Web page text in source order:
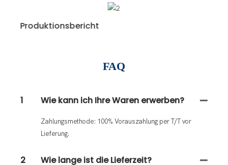
Produktionsbericht
FAQ
1 Wie kann ich Ihre Waren erwerben?
Zahlungsmethode: 100% Vorauszahlung per T/T vor
Lieferung.
2 Wie lange ist die Lieferzeit?